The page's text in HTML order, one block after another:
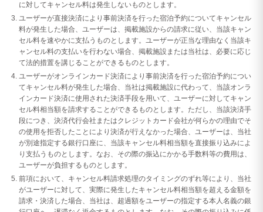
に対してキャンセル料は発生しないものとします。
ユーザーが直接決済により事前決済を行った宿泊予約についてキャンセル
料が発生した場合、ユーザーは、掲載施設からの請求に従い、当該キャン
セル料を速やかに支払うものとします。ユーザーが正当な理由なく当該キ
ャンセル料の支払いを行わない場合、掲載施設または当社は、必要に応じ
て法的措置を講じることができるものとします。
ユーザーがオンラインカード決済により事前決済を行った宿泊予約につい
てキャンセル料が発生した場合、当社は掲載施設に代わって、当該オンラ
インカード決済に使用された決済手段を用いて、ユーザーに対してキャン
セル料相当額を請求することができるものとします。ただし、当該決済手
段につき、決済代行会社またはクレジットカード会社が何らかの理由でそ
の使用を拒否したことにより決済が行えなかった場合、ユーザーは、当社
が別途指定する銀行口座に、当該キャンセル料相当額を直接振り込みによ
り支払うものとします。なお、その際の振込にかかる手数料等の費用は、
ユーザーが負担するものとします。
前項において、キャンセル料請求処理のタイミングのずれ等により、当社
がユーザーに対して、実際に発生したキャンセル料相当額を超える金額を
請求・決済した場合、当社は、超過額をユーザーの指定する本人名義の銀